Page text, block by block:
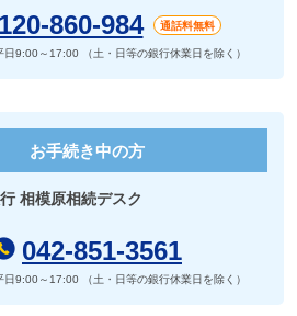
860-984 通話料無料
日9:00～17:00 （土・日等の銀行休業日を除く）
お手続き中の方
相模原相続デスク
042-851-3561
日9:00～17:00 （土・日等の銀行休業日を除く）